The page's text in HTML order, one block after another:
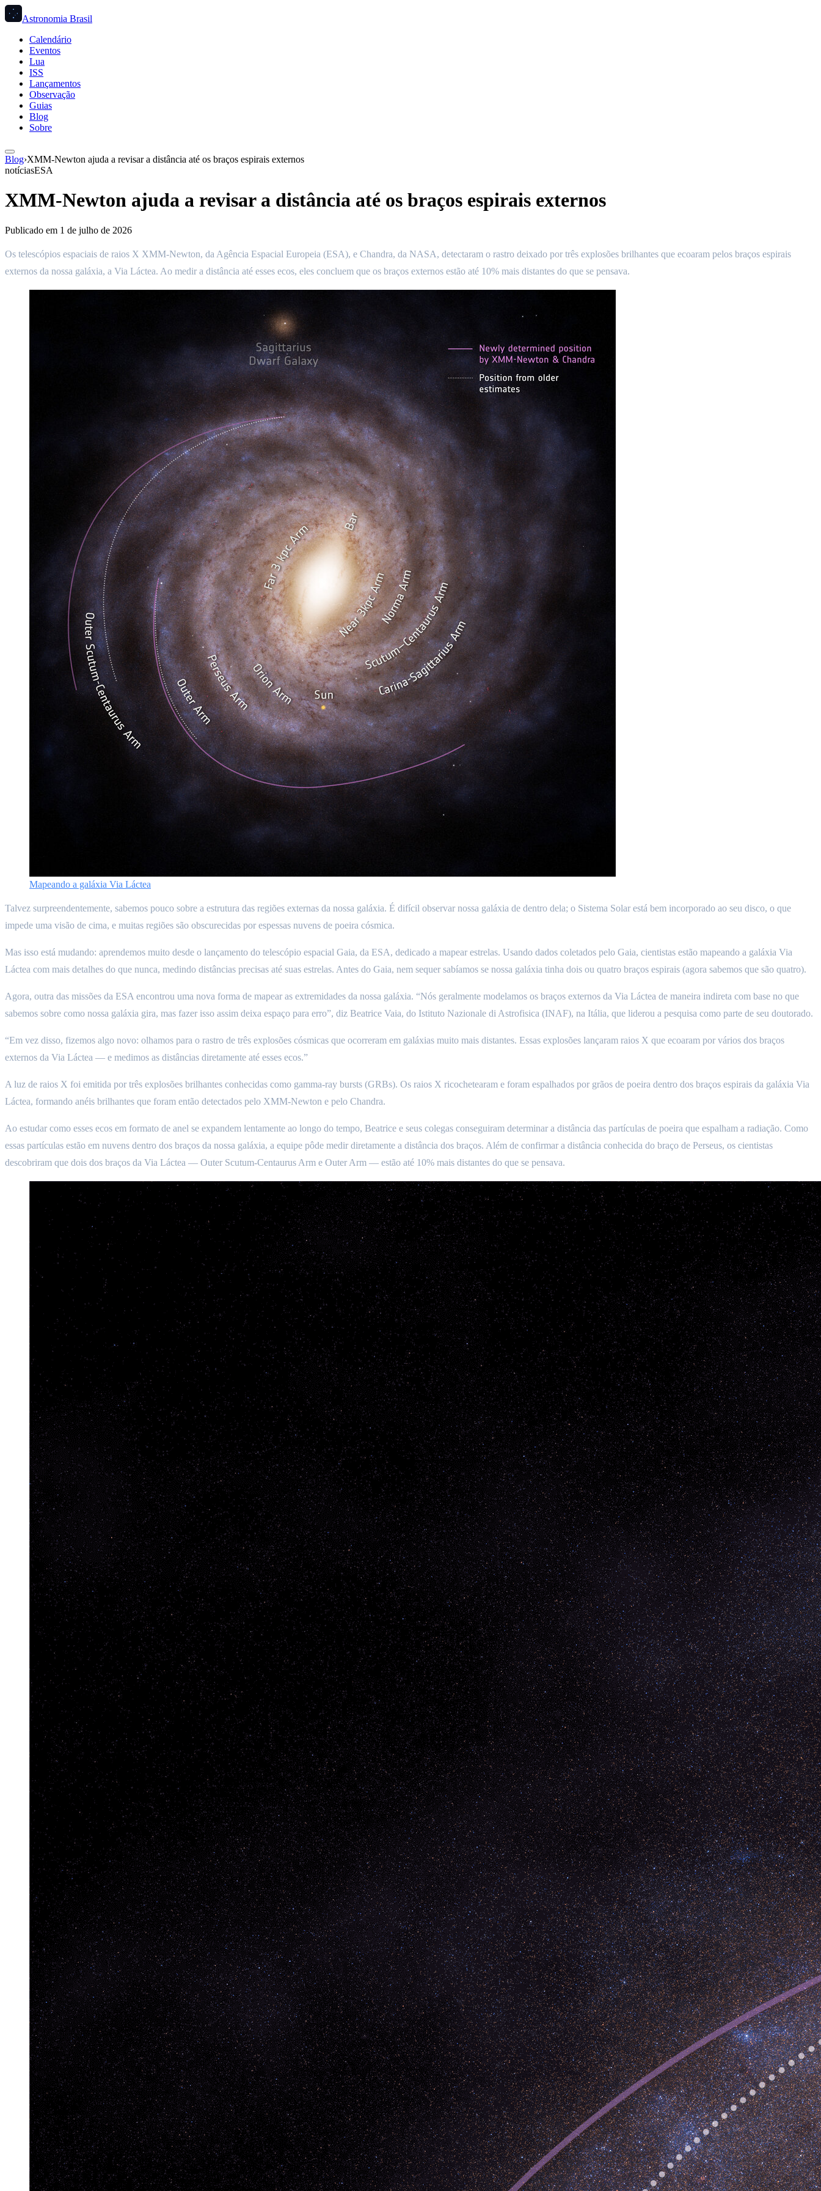
Astronomia Brasil
Calendário
Eventos
Lua
ISS
Lançamentos
Observação
Guias
Blog
Sobre
Blog›XMM-Newton ajuda a revisar a distância até os braços espirais externos
notíciasESA
XMM-Newton ajuda a revisar a distância até os braços espirais externos
Publicado em 1 de julho de 2026
Os telescópios espaciais de raios X XMM-Newton, da Agência Espacial Europeia (ESA), e Chandra, da NASA, detectaram o rastro deixado por três explosões brilhantes que ecoaram pelos braços espirais
externos da nossa galáxia, a Via Láctea. Ao medir a distância até esses ecos, eles concluem que os braços externos estão até 10% mais distantes do que se pensava.
Mapeando a galáxia Via Láctea
Talvez surpreendentemente, sabemos pouco sobre a estrutura das regiões externas da nossa galáxia. É difícil observar nossa galáxia de dentro dela; o Sistema Solar está bem incorporado ao seu disco, o que
impede uma visão de cima, e muitas regiões são obscurecidas por espessas nuvens de poeira cósmica.
Mas isso está mudando: aprendemos muito desde o lançamento do telescópio espacial Gaia, da ESA, dedicado a mapear estrelas. Usando dados coletados pelo Gaia, cientistas estão mapeando a galáxia Via
Láctea com mais detalhes do que nunca, medindo distâncias precisas até suas estrelas. Antes do Gaia, nem sequer sabíamos se nossa galáxia tinha dois ou quatro braços espirais (agora sabemos que são quatro).
Agora, outra das missões da ESA encontrou uma nova forma de mapear as extremidades da nossa galáxia. “Nós geralmente modelamos os braços externos da Via Láctea de maneira indireta com base no que
sabemos sobre como nossa galáxia gira, mas fazer isso assim deixa espaço para erro”, diz Beatrice Vaia, do Istituto Nazionale di Astrofisica (INAF), na Itália, que liderou a pesquisa como parte de seu doutorado.
“Em vez disso, fizemos algo novo: olhamos para o rastro de três explosões cósmicas que ocorreram em galáxias muito mais distantes. Essas explosões lançaram raios X que ecoaram por vários dos braços
externos da Via Láctea — e medimos as distâncias diretamente até esses ecos.”
A luz de raios X foi emitida por três explosões brilhantes conhecidas como gamma-ray bursts (GRBs). Os raios X ricochetearam e foram espalhados por grãos de poeira dentro dos braços espirais da galáxia Via
Láctea, formando anéis brilhantes que foram então detectados pelo XMM-Newton e pelo Chandra.
Ao estudar como esses ecos em formato de anel se expandem lentamente ao longo do tempo, Beatrice e seus colegas conseguiram determinar a distância das partículas de poeira que espalham a radiação. Como
essas partículas estão em nuvens dentro dos braços da nossa galáxia, a equipe pôde medir diretamente a distância dos braços. Além de confirmar a distância conhecida do braço de Perseus, os cientistas
descobriram que dois dos braços da Via Láctea — Outer Scutum-Centaurus Arm e Outer Arm — estão até 10% mais distantes do que se pensava.